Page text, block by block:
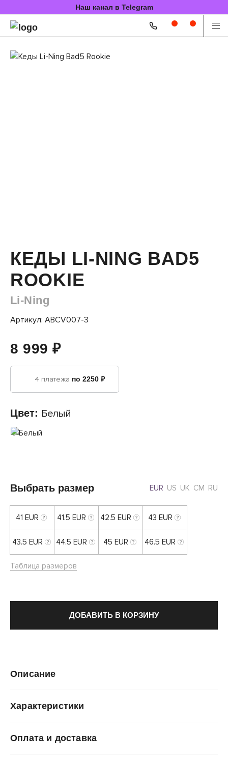
Наш канал в Telegram
КЕДЫ LI-NING BAD5
ROOKIE
Li-Ning
Артикул: ABCV007-3
8 999 ₽
4 платежа по 2250 ₽
Цвет: Белый
Выбрать размер EUR US UK CM RU
41 EUR 41.5 EUR 42.5 EUR 43 EUR
43.5 EUR 44.5 EUR 45 EUR 46.5 EUR
Таблица размеров
ДОБАВИТЬ В КОРЗИНУ
Описание
Характеристики
Оплата и доставка